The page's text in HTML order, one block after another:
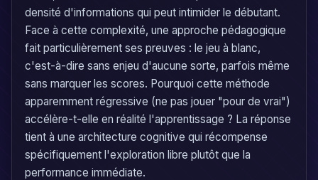
densité d'informations qui peut intimider le débutant.
Face à cette complexité, une approche pédagogique
fait particulièrement ses preuves : le jeu à blanc,
c'est-à-dire sans enjeu d'aucune sorte, parfois même
sans marquer les scores. Pourquoi cette méthode
apparemment régressive (ne pas jouer "pour de vrai")
accélère-t-elle en réalité l'apprentissage ? La réponse
tient à une architecture cognitive qui récompense
spécifiquement l'exploration libre plutôt que la
performance immédiate.